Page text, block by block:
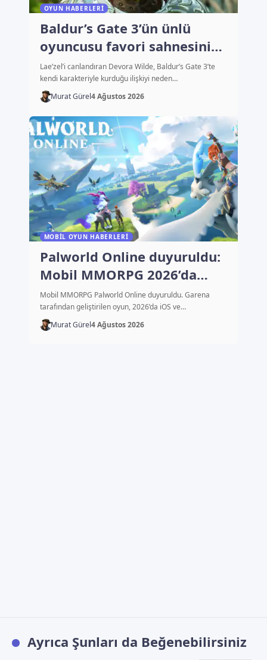
OYUN HABERLERI
Baldur’s Gate 3’ün ünlü
oyuncusu favori sahnesini
açıkladı
Lae’zel’i canlandıran Devora Wilde, Baldur’s Gate 3’te
kendi karakteriyle kurduğu ilişkiyi neden…
Murat Gürel4 Ağustos 2026
MOBIL OYUN HABERLERI
Palworld Online duyuruldu:
Mobil MMORPG 2026’da
çıkacak
Mobil MMORPG Palworld Online duyuruldu. Garena
tarafından geliştirilen oyun, 2026’da iOS ve…
Murat Gürel4 Ağustos 2026
Ayrıca Şunları da Beğenebilirsiniz